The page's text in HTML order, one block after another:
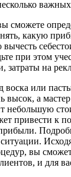
сможете
какую
при этом
затраты на
воска или
высок, а
небольшую
привести к
вы
и для